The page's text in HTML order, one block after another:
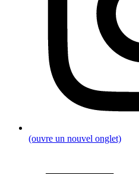
(ouvre un nouvel onglet)